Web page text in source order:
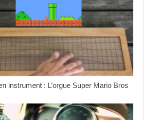
instrument : L’orgue Super Mario Bros